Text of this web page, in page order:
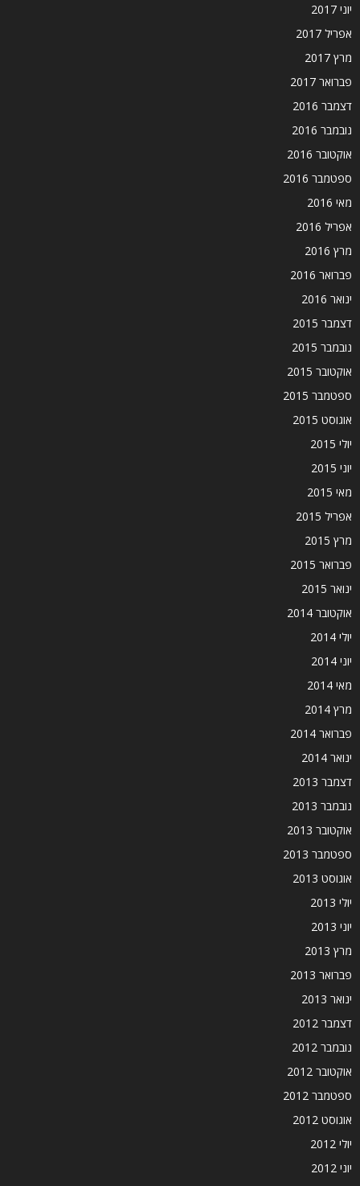
יוני 2017
אפריל 2017
מרץ 2017
פברואר 2017
דצמבר 2016
נובמבר 2016
אוקטובר 2016
ספטמבר 2016
מאי 2016
אפריל 2016
מרץ 2016
פברואר 2016
ינואר 2016
דצמבר 2015
נובמבר 2015
אוקטובר 2015
ספטמבר 2015
אוגוסט 2015
יולי 2015
יוני 2015
מאי 2015
אפריל 2015
מרץ 2015
פברואר 2015
ינואר 2015
אוקטובר 2014
יולי 2014
יוני 2014
מאי 2014
מרץ 2014
פברואר 2014
ינואר 2014
דצמבר 2013
נובמבר 2013
אוקטובר 2013
ספטמבר 2013
אוגוסט 2013
יולי 2013
יוני 2013
מרץ 2013
פברואר 2013
ינואר 2013
דצמבר 2012
נובמבר 2012
אוקטובר 2012
ספטמבר 2012
אוגוסט 2012
יולי 2012
יוני 2012